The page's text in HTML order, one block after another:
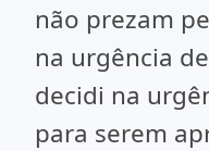
não prezam
na urgência
decidi na
para serem